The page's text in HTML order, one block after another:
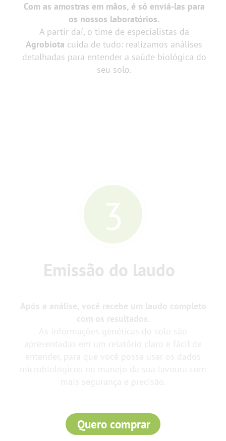
Com as amostras em mãos, é só enviá-las para
os nossos laboratórios.
A partir daí, o time de especialistas da
Agrobiota cuida de tudo: realizamos análises
detalhadas para entender a saúde biológica do
seu solo.
3
Emissão do laudo
Após a análise, você recebe um laudo completo
com os resultados.
As informações genéticas do solo são
apresentadas em um relatório claro e fácil de
entender, para que você possa usar os dados
microbiológicos no manejo da sua lavoura com
mais segurança e precisão.
Quero comprar